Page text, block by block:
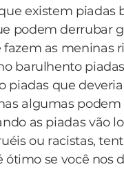
E eu, Paulo... eu não
acabado... A vida
eu estava sempre
pra cima, pra baixo,
pra baixo...
cima, pra baixo,
um dos
pra baixo pra
existem piadas
podem derrubar
as meninas
barulhento
piadas que
algumas podem
as piadas vão
ou racistas,
ótimo se você nos